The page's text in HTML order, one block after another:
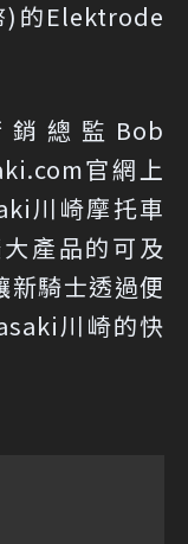
)的Elektrode
銷總監Bob
官網上
川崎摩托車
產品的可及
新騎士透過便
川崎的快